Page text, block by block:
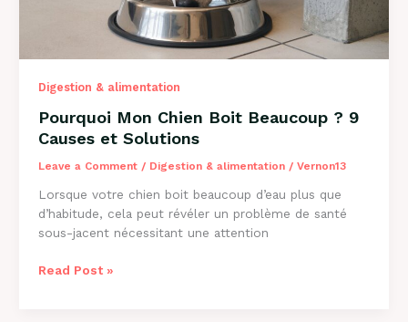
Digestion & alimentation
Pourquoi Mon Chien Boit Beaucoup ? 9
Causes et Solutions
Leave a Comment / Digestion & alimentation/ Vernon13
Lorsque votre chien boit beaucoup d’eau plus que
d’habitude, cela peut révéler un problème de santé
sous-jacent nécessitant une attention
Pourquoi
Read Post »